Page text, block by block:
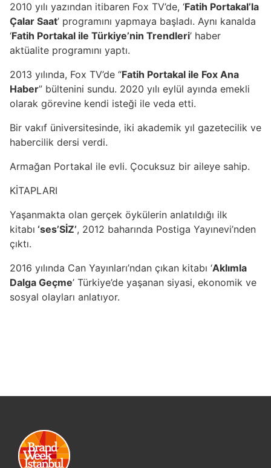
2010 yılı yazından itibaren Fox TV’de, ‘Fatih Portakal’la
Çalar Saat’ programını yapmaya başladı. Aynı kanalda
‘Fatih Portakal ile Türkiye’nin Trendleri’ haber
aktüalite programını yaptı.
2013 yılında, Fox TV’de “Fatih Portakal ile Fox Ana
Haber” bültenini sundu. 2020 yılı eylül ayında emekli
olarak görevine kendi isteği ile veda etti.
Bir vakıf üniversitesinde, iki akademik yıl gazetecilik ve
habercilik dersi verdi.
Armağan Portakal ile evli. Çocuksuz bir aileye sahip.
KİTAPLARI
Yaşanmakta olan gerçek öykülerin anlatıldığı ilk
kitabı ‘ses’SİZ’, 2012 baharında Postiga Yayınevi’nden
çıktı.
2016 yılında Can Yayınları’ndan çıkan kitabı ‘Aklımla
Dalga Geçme’ Türkiye’de yaşanan siyasi, ekonomik ve
sosyal olayları anlatıyor.